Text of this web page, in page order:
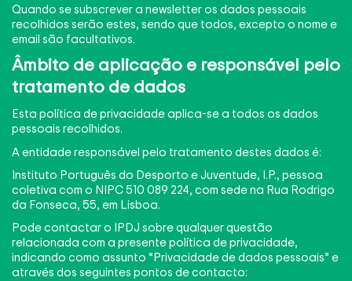
Quando se subscrever a newsletter os dados pessoais
recolhidos serão estes, sendo que todos, excepto o nome e
email são facultativos.
Âmbito de aplicação e responsável pelo
tratamento de dados
Esta política de privacidade aplica-se a todos os dados
pessoais recolhidos.
A entidade responsável pelo tratamento destes dados é:
Instituto Português do Desporto e Juventude, I.P., pessoa
coletiva com o NIPC 510 089 224, com sede na Rua Rodrigo
da Fonseca, 55, em Lisboa.
Pode contactar o IPDJ sobre qualquer questão
relacionada com a presente política de privacidade,
indicando como assunto “Privacidade de dados pessoais” e
através dos seguintes pontos de contacto: